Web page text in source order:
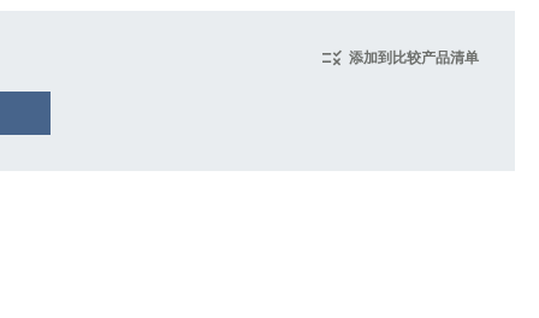
添加到比较产品清单